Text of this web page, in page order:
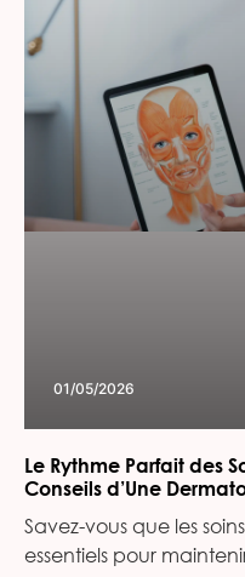
01/05/2026
Le Rythme Parfait des
Conseils d’Une
Savez-vous que les
essentiels pour